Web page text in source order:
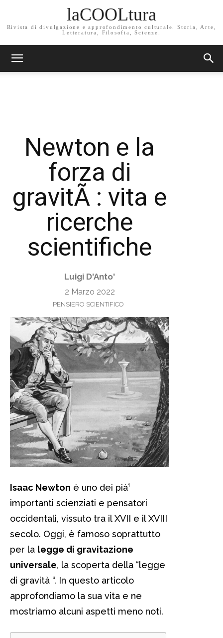
laCOOLtura
Rivista di divulgazione e approfondimento culturale. Storia, Arte,
Letteratura, Filosofia, Scienze.
Newton e la
forza di
gravitÃ : vita e
ricerche
scientifiche
Luigi D'Anto'
2 Marzo 2022
PENSIERO SCIENTIFICO
Isaac Newton è uno dei pià¹
importanti scienziati e pensatori
occidentali, vissuto tra il XVII e il XVIII
secolo. Oggi, è famoso soprattutto
per la legge di gravitazione
universale, la scoperta della “legge
di gravità “. In questo articolo
approfondiamo la sua vita e ne
mostriamo alcuni aspetti meno noti.